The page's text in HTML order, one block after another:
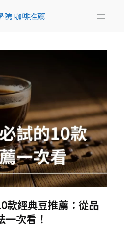
院 咖啡推薦
款經典豆推薦：從品
次看！